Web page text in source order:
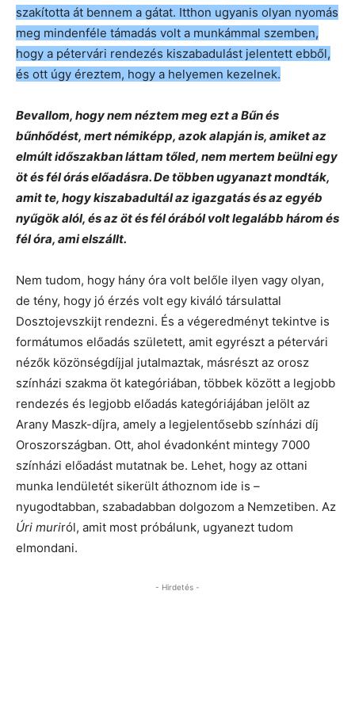
szakította át bennem a gátat. Itthon ugyanis olyan nyomás
meg mindenféle támadás volt a munkámmal szemben,
hogy a pétervári rendezés kiszabadulást jelentett ebből,
és ott úgy éreztem, hogy a helyemen kezelnek.
Bevallom, hogy nem néztem meg ezt a Bűn és
bűnhődést, mert némiképp, azok alapján is, amiket az
elmúlt időszakban láttam tőled, nem mertem beülni egy
öt és fél órás előadásra. De többen ugyanazt mondták,
amit te, hogy kiszabadultál az igazgatás és az egyéb
nyűgök alól, és az öt és fél órából volt legalább három és
fél óra, ami elszállt.
Nem tudom, hogy hány óra volt belőle ilyen vagy olyan,
de tény, hogy jó érzés volt egy kiváló társulattal
Dosztojevszkijt rendezni. És a végeredményt tekintve is
formátumos előadás született, amit egyrészt a pétervári
nézők közönségdíjjal jutalmaztak, másrészt az orosz
színházi szakma öt kategóriában, többek között a legjobb
rendezés és legjobb előadás kategóriájában jelölt az
Arany Maszk-díjra, amely a legjelentősebb színházi díj
Oroszországban. Ott, ahol évadonként mintegy 7000
színházi előadást mutatnak be. Lehet, hogy az ottani
munka lendületét sikerült áthoznom ide is –
nyugodtabban, szabadabban dolgozom a Nemzetiben. Az
Úri muriról, amit most próbálunk, ugyanezt tudom
elmondani.
- Hirdetés -